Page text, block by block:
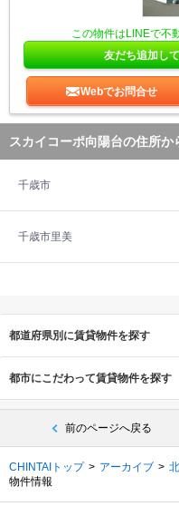
この物件はLINEで不
友だち追加し
Webでお問合せ
スカイコーポ向陽台の住所か
千歳市
千歳市里美
都道府県別に賃貸物件を探す
都市にこだわって賃貸物件を探す
前のページへ戻る
CHINTAIトップ アーカイブ
物件情報